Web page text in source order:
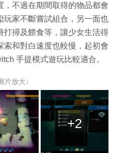
，不過在期間取得的物品都會
玩家不斷嘗試組合，另一面也
打掃及餵食等，讓少女生活得
和對白速度也較慢，起初會
手提模式遊玩比較適合。
片放大↓
+2